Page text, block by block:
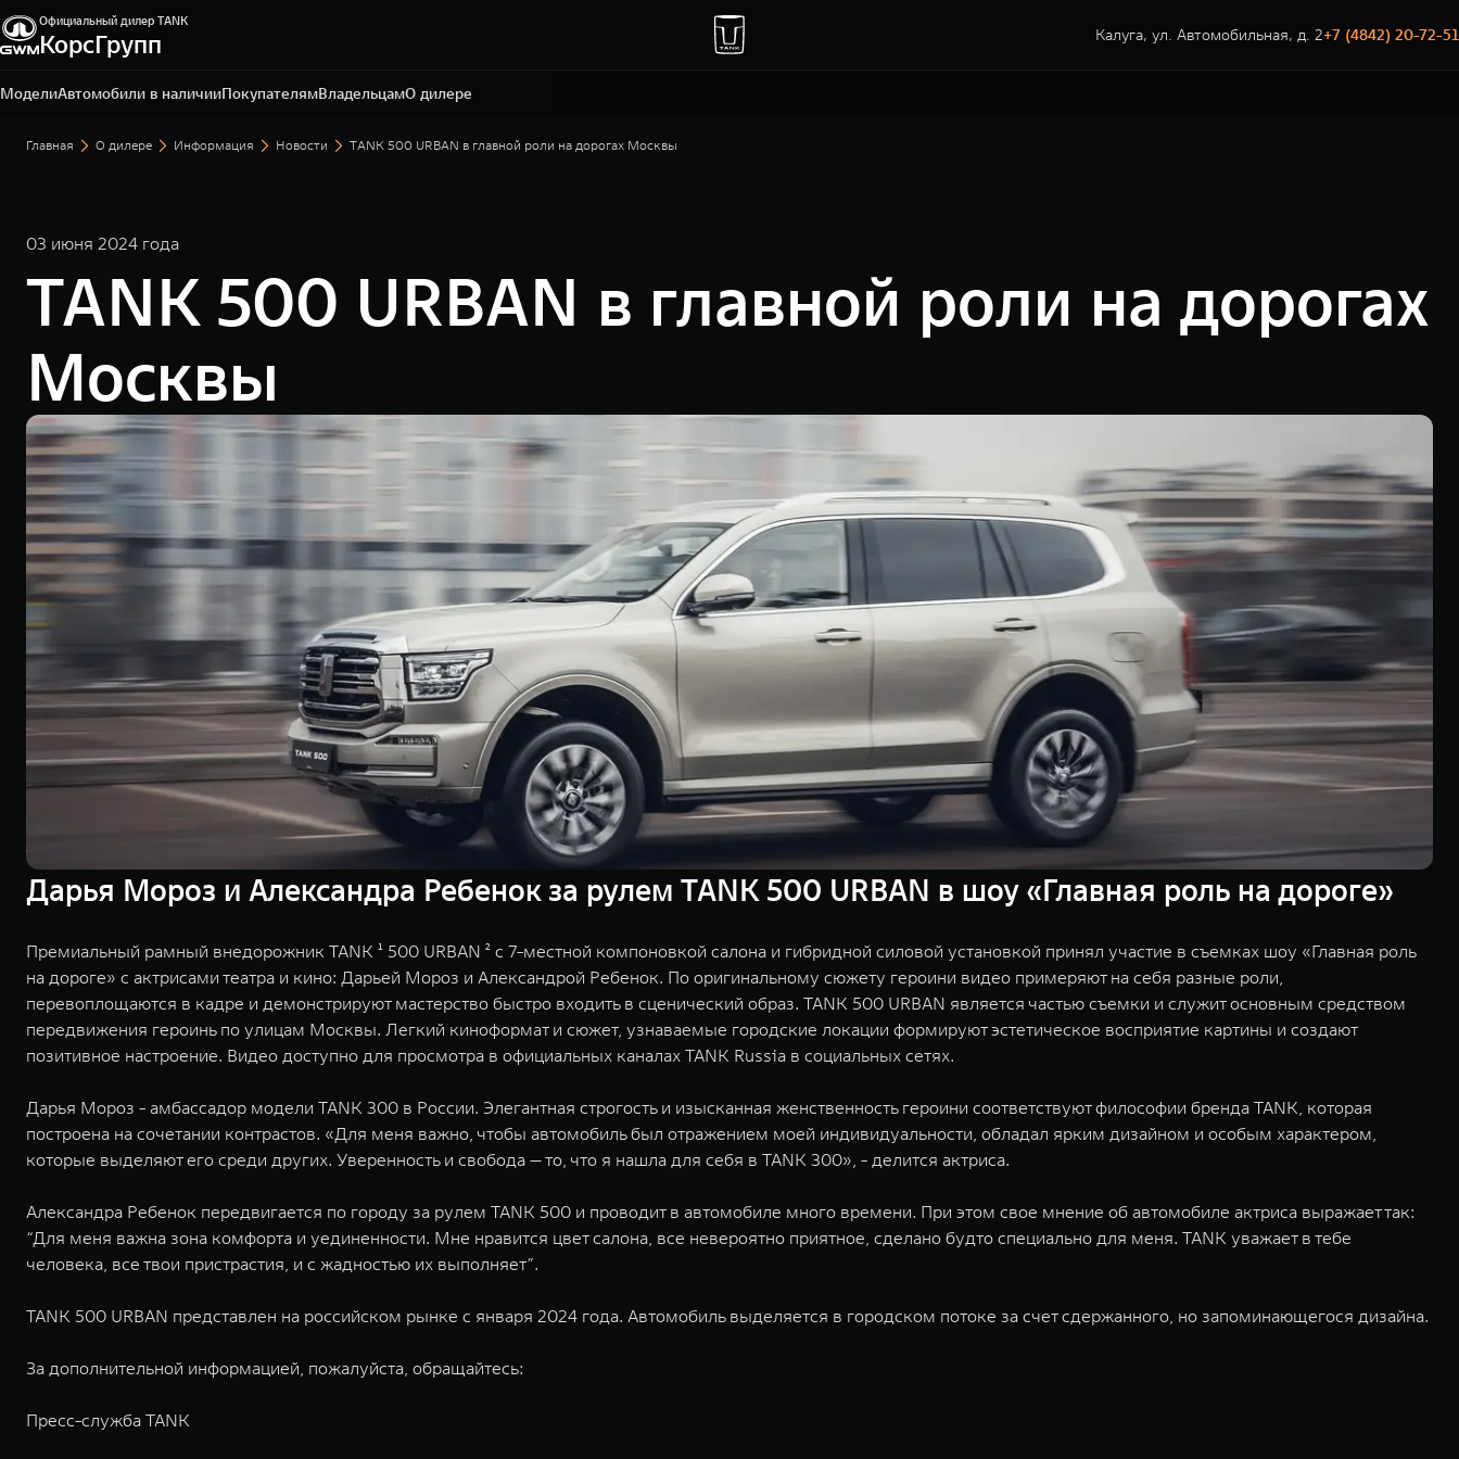
Официальный дилер TANK
КорсГрупп Калуга, ул. Автомобильная, д. 2+7 (4842) 20-72-51
МоделиАвтомобили в наличииПокупателямВладельцамО дилере
Калуга, ул. Автомобильная, д. 2
+7 (4842) 20-72-51
Главная О дилере Информация Новости TANK 500 URBAN в главной роли на дорогах Москвы
03 июня 2024 года
TANK 500 URBAN в главной роли на дорогах
Москвы
Дарья Мороз и Александра Ребенок за рулем TANK 500 URBAN в шоу «Главная роль на дороге»
Премиальный рамный внедорожник TANK ¹ 500 URBAN ² с 7-местной компоновкой салона и гибридной силовой установкой принял участие в съемках шоу «Главная роль
на дороге» с актрисами театра и кино: Дарьей Мороз и Александрой Ребенок. По оригинальному сюжету героини видео примеряют на себя разные роли,
перевоплощаются в кадре и демонстрируют мастерство быстро входить в сценический образ. TANK 500 URBAN является частью съемки и служит основным средством
передвижения героинь по улицам Москвы. Легкий киноформат и сюжет, узнаваемые городские локации формируют эстетическое восприятие картины и создают
позитивное настроение. Видео доступно для просмотра в официальных каналах TANK Russia в социальных сетях.
Дарья Мороз - амбассадор модели TANK 300 в России. Элегантная строгость и изысканная женственность героини соответствуют философии бренда TANK, которая
построена на сочетании контрастов. «Для меня важно, чтобы автомобиль был отражением моей индивидуальности, обладал ярким дизайном и особым характером,
которые выделяют его среди других. Уверенность и свобода — то, что я нашла для себя в TANK 300», - делится актриса.
Александра Ребенок передвигается по городу за рулем TANK 500 и проводит в автомобиле много времени. При этом свое мнение об автомобиле актриса выражает так:
“Для меня важна зона комфорта и уединенности. Мне нравится цвет салона, все невероятно приятное, сделано будто специально для меня. TANK уважает в тебе
человека, все твои пристрастия, и с жадностью их выполняет”.
TANK 500 URBAN представлен на российском рынке с января 2024 года. Автомобиль выделяется в городском потоке за счет сдержанного, но запоминающегося дизайна.
За дополнительной информацией, пожалуйста, обращайтесь:
Пресс-служба TANK